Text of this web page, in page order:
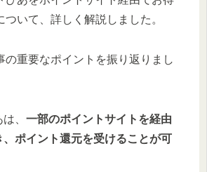
ついて、詳しく解説しました。
の重要なポイントを振り返りまし
は、一部のポイントサイトを経由
、ポイント還元を受けることが可